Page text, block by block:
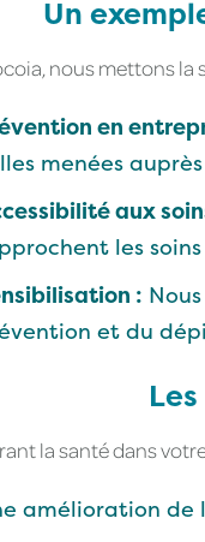
Un
nous mettons
en
menées
aux
les
:
et du
la santé dans
amélioration